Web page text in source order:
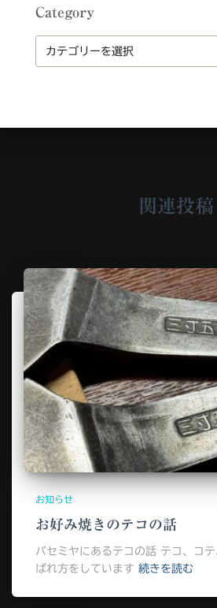
h
v
Category
o
関連投稿
お知らせ
お好み焼きのテコの話
パセミヤにあるテコの話 テコ、コ
ばれ方をしています 続きを読む